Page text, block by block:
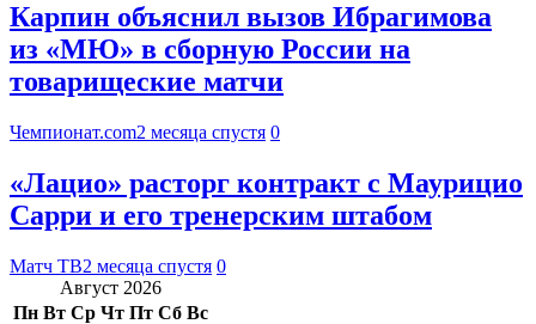
Карпин объяснил вызов Ибрагимова
из «МЮ» в сборную России на
товарищеские матчи
Чемпионат.com2 месяца спустя 0
«Лацио» расторг контракт с Маурицио
Сарри и его тренерским штабом
Матч ТВ2 месяца спустя 0
Август 2026
Пн Вт Ср Чт Пт Сб Вс